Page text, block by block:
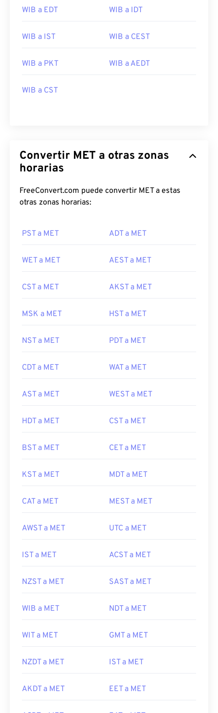
WIB a EDT WIB a IDT
WIB a IST WIB a CEST
WIB a PKT WIB a AEDT
WIB a CST
Convertir MET a otras zonas
horarias
FreeConvert.com puede convertir MET a estas
otras zonas horarias:
PST a MET ADT a MET
WET a MET AEST a MET
CST a MET AKST a MET
MSK a MET HST a MET
NST a MET PDT a MET
CDT a MET WAT a MET
AST a MET WEST a MET
HDT a MET CST a MET
BST a MET CET a MET
KST a MET MDT a MET
CAT a MET MEST a MET
AWST a MET UTC a MET
IST a MET ACST a MET
NZST a MET SAST a MET
WIB a MET NDT a MET
WIT a MET GMT a MET
NZDT a MET IST a MET
AKDT a MET EET a MET